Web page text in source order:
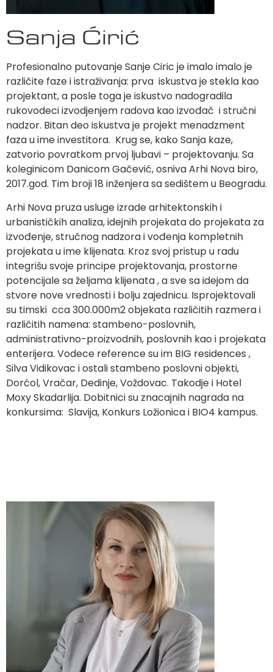
Sanja Ćirić
Profesionalno putovanje Sanje Ciric je imalo imalo je
različite faze i istraživanja: prva iskustva je stekla kao
projektant, a posle toga je iskustvo nadogradila
rukovodeci izvodjenjem radova kao izvođač i stručni
nadzor. Bitan deo iskustva je projekt menadzment
faza u ime investitora. Krug se, kako Sanja kaze,
zatvorio povratkom prvoj ljubavi – projektovanju. Sa
koleginicom Danicom Gačević, osniva Arhi Nova biro,
2017.god. Tim broji 18 inženjera sa sedištem u Beogradu.
Arhi Nova pruza usluge izrade arhitektonskih i
urbanističkih analiza, idejnih projekata do projekata za
izvođenje, stručnog nadzora i vođenja kompletnih
projekata u ime klijenata. Kroz svoj pristup u radu
integrišu svoje principe projektovanja, prostorne
potencijale sa željama klijenata , a sve sa idejom da
stvore nove vrednosti i bolju zajednicu. Isprojektovali
su timski cca 300.000m2 objekata različitih razmera i
različitih namena: stambeno-poslovnih,
administrativno-proizvodnih, poslovnih kao i projekata
enterijera. Vodece reference su im BIG residences ,
Silva Vidikovac i ostali stambeno poslovni objekti,
Dorćol, Vračar, Dedinje, Voždovac. Takodje i Hotel
Moxy Skadarlija. Dobitnici su znacajnih nagrada na
konkursima: Slavija, Konkurs Ložionica i BIO4 kampus.